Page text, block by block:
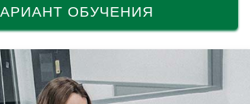
ОБУЧЕНИЯ